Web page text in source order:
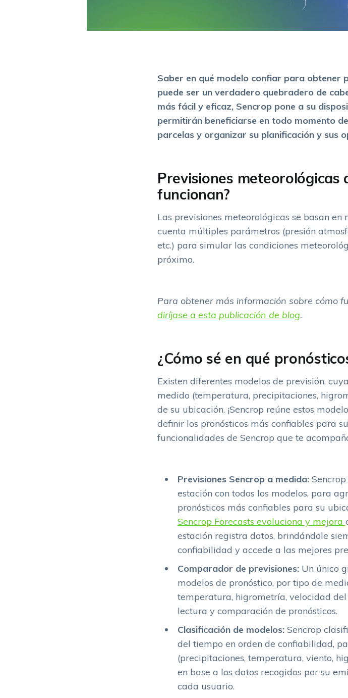
Saber en qué modelo confiar para obtener
puede ser un verdadero quebradero de
más fácil y eficaz, Sencrop pone a su
permitirán beneficiarse en todo momento
parcelas y organizar su planificación y sus
Previsiones meteorológicas
funcionan?
Las previsiones meteorológicas se basan
cuenta múltiples parámetros (presión
etc.) para simular las condiciones
próximo.
Para obtener más información sobre cómo
diríjase a esta publicación de blog.
¿Cómo sé en qué
Existen diferentes modelos de previsión,
medido (temperatura, precipitaciones,
de su ubicación. ¡Sencrop reúne estos
definir los pronósticos más confiables para
funcionalidades de Sencrop que te
Previsiones Sencrop a medida:
estación con todos los modelos, para
pronósticos más confiables para su
Sencrop Forecasts evoluciona y mejora
estación registra datos, brindándole
confiabilidad y accede a las mejores
Comparador de previsiones:Un único
modelos de pronóstico, por tipo de
temperatura, higrometría, velocidad
lectura y comparación de pronósticos.
Clasificación de modelos:Sencrop
del tiempo en orden de confiabilidad,
(precipitaciones, temperatura, viento,
en base a los datos recogidos por su
cada usuario.